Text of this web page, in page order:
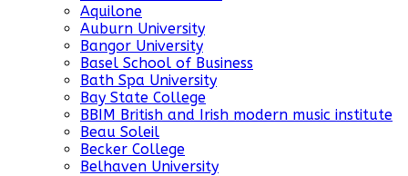
Aquilone
Auburn University
Bangor University
Basel School of Business
Bath Spa University
Bay State College
BBIM British and Irish modern music institute
Beau Soleil
Becker College
Belhaven University